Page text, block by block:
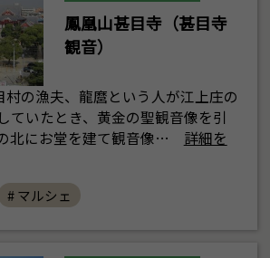
鳳凰山甚目寺（甚目寺
観音）
村の漁夫、龍麿という人が江上庄の
ていたとき、黄金の聖観音像を引
北にお堂を建て観音像…
詳細を
# マルシェ